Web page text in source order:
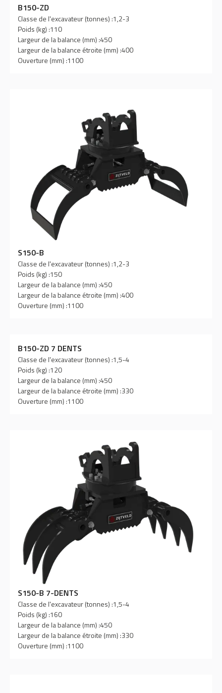
B150-ZD
Classe de l'excavateur (tonnes) :1,2-3
Poids (kg) :110
Largeur de la balance (mm) :450
Largeur de la balance étroite (mm) :400
Ouverture (mm) :1100
S150-B
Classe de l'excavateur (tonnes) :1,2-3
Poids (kg) :150
Largeur de la balance (mm) :450
Largeur de la balance étroite (mm) :400
Ouverture (mm) :1100
B150-ZD 7 DENTS
Classe de l'excavateur (tonnes) :1,5-4
Poids (kg) :120
Largeur de la balance (mm) :450
Largeur de la balance étroite (mm) :330
Ouverture (mm) :1100
S150-B 7-DENTS
Classe de l'excavateur (tonnes) :1,5-4
Poids (kg) :160
Largeur de la balance (mm) :450
Largeur de la balance étroite (mm) :330
Ouverture (mm) :1100